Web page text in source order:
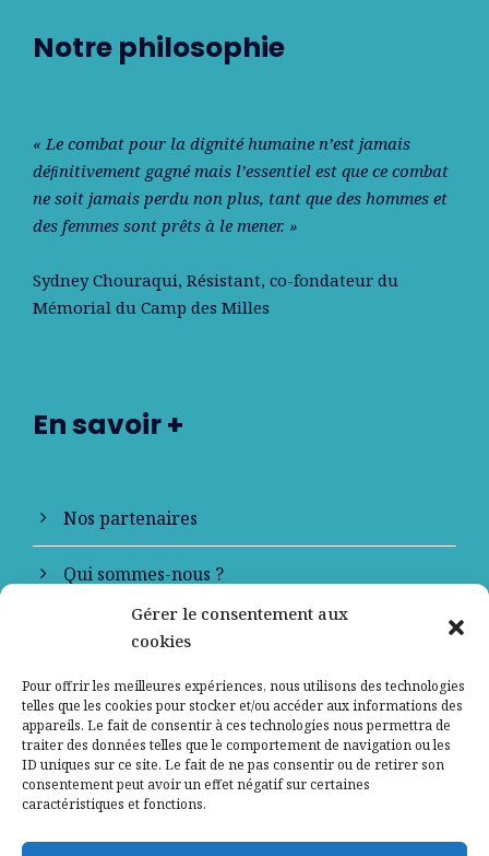
Gérer le consentement aux
cookies
Pour offrir les meilleures expériences, nous utilisons des technologies
telles que les cookies pour stocker et/ou accéder aux informations des
appareils. Le fait de consentir à ces technologies nous permettra de
traiter des données telles que le comportement de navigation ou les
ID uniques sur ce site. Le fait de ne pas consentir ou de retirer son
consentement peut avoir un effet négatif sur certaines
caractéristiques et fonctions.
Notre philosophie
« Le combat pour la dignité humaine n’est jamais
déﬁnitivement gagné mais l’essentiel est que ce combat
ne soit jamais perdu non plus, tant que des hommes et
des femmes sont prêts à le mener. »
Sydney Chouraqui, Résistant, co-fondateur du
Mémorial du Camp des Milles
En savoir +
Nos partenaires
Qui sommes-nous ?
Contactez-nous
Mentions légales
Politique de confidentialité